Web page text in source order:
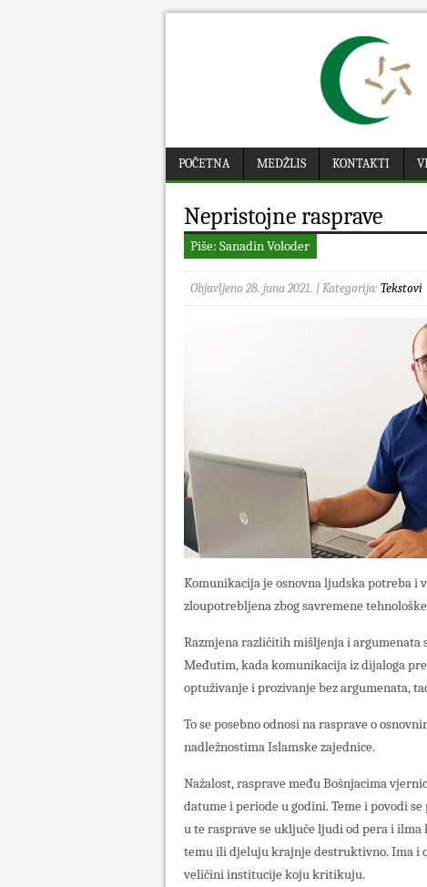
POČETNA MEDŽLIS KONTAKTI
Nepristojne rasprave
Piše: Sanadin Voloder
Objavljeno 28. juna 2021. | Kategorija: Tekstovi
Komunikacija je osnovna ljudska potreba i
zloupotrebljena zbog savremene
Razmjena različitih mišljenja i
Međutim, kada komunikacija iz dijaloga
optuživanje i prozivanje bez argumenata,
To se posebno odnosi na rasprave o
nadležnostima Islamske zajednice.
Nažalost, rasprave među Bošnjacima
datume i periode u godini. Teme i povodi
u te rasprave se uključe ljudi od pera i
temu ili djeluju krajnje destruktivno. Ima i
veličini institucije koju kritikuju.